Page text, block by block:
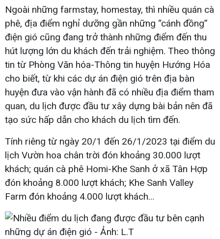
Ngoài những farmstay, homestay, thì nhiều quán cà
phê, địa điểm nghỉ dưỡng gần những “cánh đồng”
điện gió cũng đang trở thành những điểm đến thu
hút lượng lớn du khách đến trải nghiệm. Theo thông
tin từ Phòng Văn hóa-Thông tin huyện Hướng Hóa
cho biết, từ khi các dự án điện gió trên địa bàn
huyện đưa vào vận hành đã có nhiều địa điểm tham
quan, du lịch được đầu tư xây dựng bài bản nên đã
tạo sức hấp dẫn cho khách du lịch tìm đến.
Tính riêng từ ngày 20/1 đến 26/1/2023 tại điểm du
lịch Vườn hoa chân trời đón khoảng 30.000 lượt
khách; quán cà phê Homi-Khe Sanh ở xã Tân Hợp
đón khoảng 8.000 lượt khách; Khe Sanh Valley
Farm đón khoảng 4.000 lượt khách…